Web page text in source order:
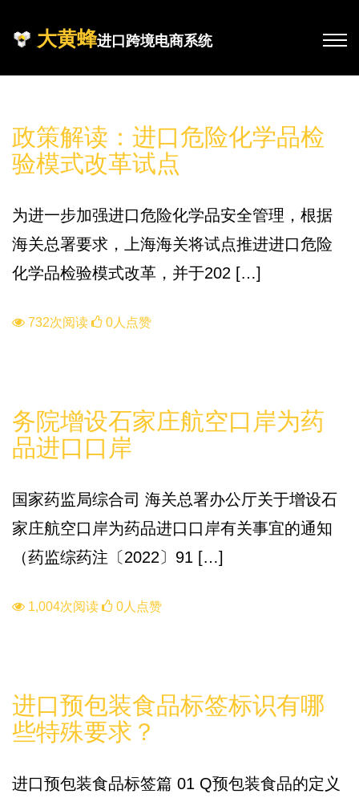
大黄蜂进口跨境电商系统
政策解读：进口危险化学品检
验模式改革试点
为进一步加强进口危险化学品安全管理，根据
海关总署要求，上海海关将试点推进进口危险
化学品检验模式改革，并于202 […]
732次阅读 0人点赞
务院增设石家庄航空口岸为药
品进口口岸
国家药监局综合司 海关总署办公厅关于增设石
家庄航空口岸为药品进口口岸有关事宜的通知
（药监综药注〔2022〕91 […]
1,004次阅读 0人点赞
进口预包装食品标签标识有哪
些特殊要求？
进口预包装食品标签篇 01 Q预包装食品的定义